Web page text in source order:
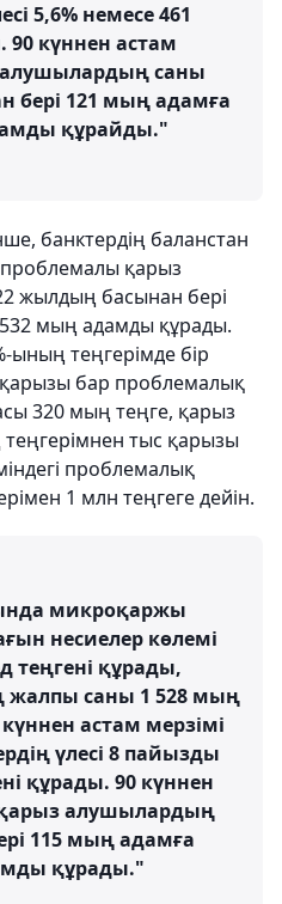
5,6% немесе 461
90 күннен астам
алушылардың саны
бері 121 мың адамға
құрайды."
банктердің баланстан
проблемалы қарыз
жылдың басынан бері
мың адамды құрады.
теңгерімде бір
қарызы бар проблемалық
320 мың теңге, қарыз
тыс қарызы
проблемалық
1 млн теңгеге дейін.
микроқаржы
несиелер көлемі
теңгені құрады,
саны 1 528 мың
астам мерзімі
үлесі 8 пайызды
құрады. 90 күннен
қарыз алушылардың
115 мың адамға
құрады."